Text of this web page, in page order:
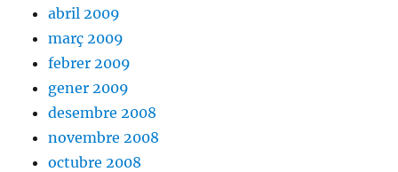
abril 2009
març 2009
febrer 2009
gener 2009
desembre 2008
novembre 2008
octubre 2008